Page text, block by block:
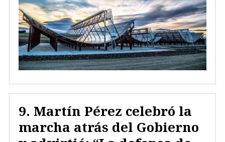
Martín Pérez celebró la
marcha atrás del Gobierno